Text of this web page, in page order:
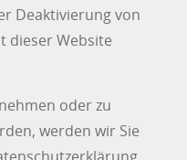
Deaktivierung von
dieser Website
oder zu
werden wir Sie